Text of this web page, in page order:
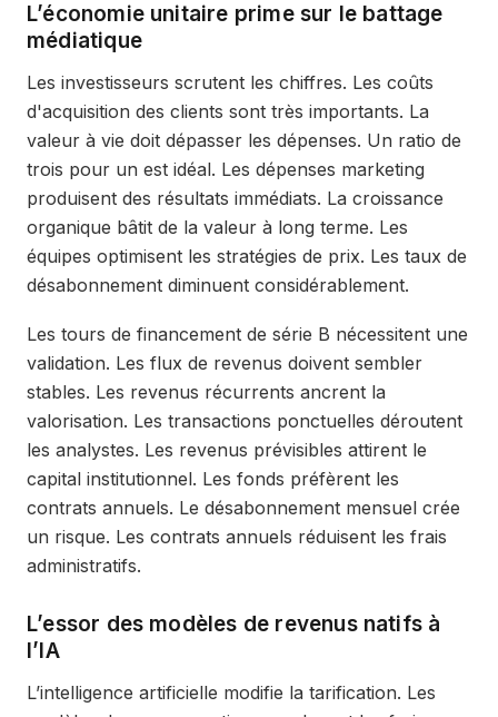
L’économie unitaire prime sur le battage
médiatique
Les investisseurs scrutent les chiffres. Les coûts
d'acquisition des clients sont très importants. La
valeur à vie doit dépasser les dépenses. Un ratio de
trois pour un est idéal. Les dépenses marketing
produisent des résultats immédiats. La croissance
organique bâtit de la valeur à long terme. Les
équipes optimisent les stratégies de prix. Les taux de
désabonnement diminuent considérablement.
Les tours de financement de série B nécessitent une
validation. Les flux de revenus doivent sembler
stables. Les revenus récurrents ancrent la
valorisation. Les transactions ponctuelles déroutent
les analystes. Les revenus prévisibles attirent le
capital institutionnel. Les fonds préfèrent les
contrats annuels. Le désabonnement mensuel crée
un risque. Les contrats annuels réduisent les frais
administratifs.
L’essor des modèles de revenus natifs à
l’IA
L’intelligence artificielle modifie la tarification. Les